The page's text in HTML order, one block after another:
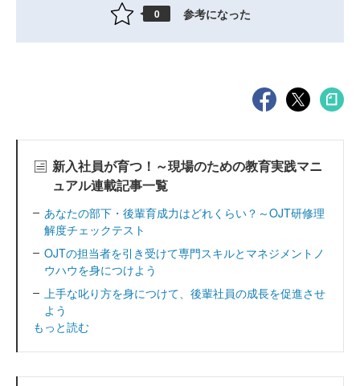
0 参考になった
新入社員が育つ！～現場のための教育実践マニ
ュアル連載記事一覧
あなたの部下・後輩育成力はどれくらい？～OJT研修理
解度チェックテスト
OJTの担当者を引き受けて専門スキルとマネジメントノ
ウハウを身につけよう
上手な叱り方を身につけて、後輩社員の成長を促進させ
よう
もっと読む